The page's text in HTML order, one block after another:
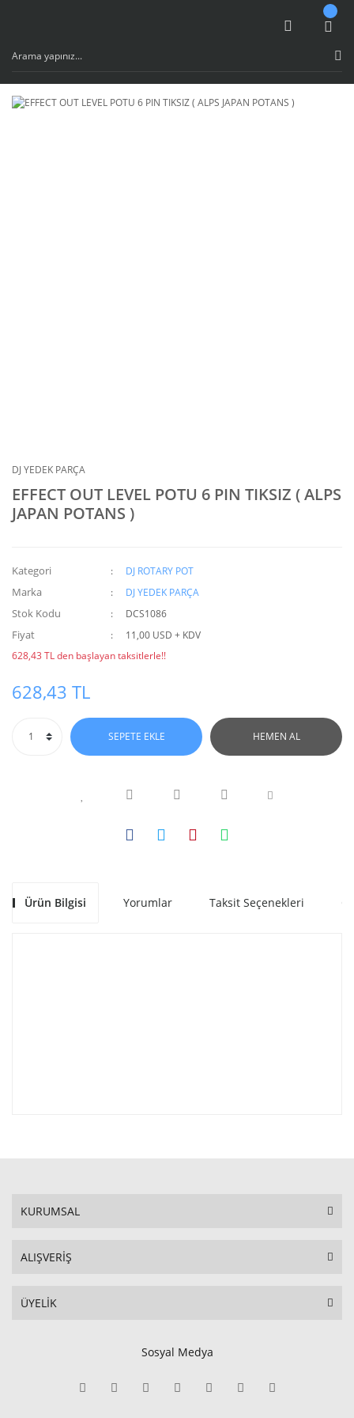
DJ YEDEK PARÇA
EFFECT OUT LEVEL POTU 6 PIN TIKSIZ ( ALPS
JAPAN POTANS )
Kategori DJ ROTARY POT
Marka DJ YEDEK PARÇA
Stok Kodu DCS1086
Fiyat
11,00 USD + KDV
628,43 TL den başlayan taksitlerle!!
628,43 TL
SEPETE EKLE HEMEN AL
Ürün Bilgisi Yorumlar Taksit Seçenekleri
KURUMSAL
ALIŞVERİŞ
ÜYELİK
Sosyal Medya